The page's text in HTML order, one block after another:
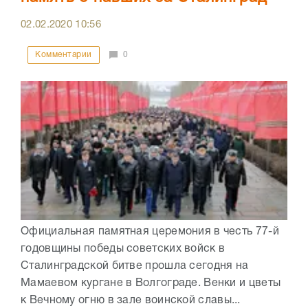
02.02.2020 10:56
Комментарии 0
Официальная памятная церемония в честь 77-й
годовщины победы советских войск в
Сталинградской битве прошла сегодня на
Мамаевом кургане в Волгограде. Венки и цветы
к Вечному огню в зале воинской славы...